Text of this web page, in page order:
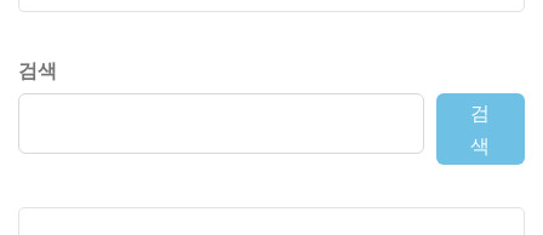
검색
검
색